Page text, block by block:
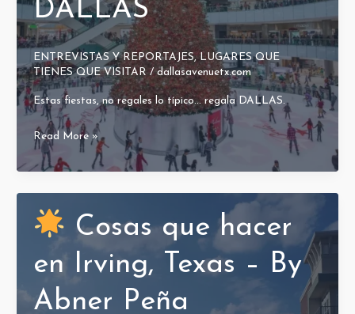
DALLAS
ENTREVISTAS Y REPORTAJES,LUGARES QUE
TIENES QUE VISITAR /dallasavenuetx.com
Estas fiestas, no regales lo típico… regala DALLAS.
COMPRAS
DE
FESTIVOS
EN
DALLAS
Read More »
Cosas que hacer
en Irving, Texas – By
Abner Peña